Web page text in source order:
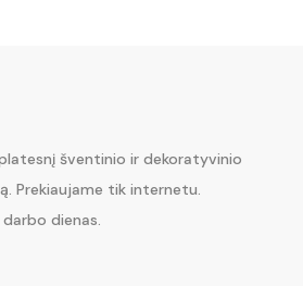
šventinio ir dekoratyvinio
Prekiaujame tik internetu.
dienas.